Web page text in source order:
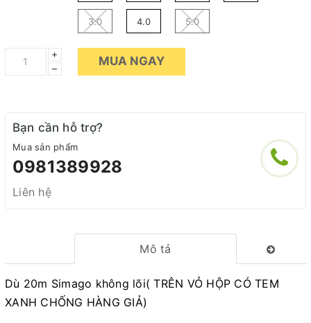
3.0 4.0 5.0
+
–
MUA NGAY
Bạn cần hỗ trợ?
Mua sản phẩm
0981389928
Liên hệ
Mô tả
Dù 20m Simago không lõi( TRÊN VỎ HỘP CÓ TEM
XANH CHỐNG HÀNG GIẢ)